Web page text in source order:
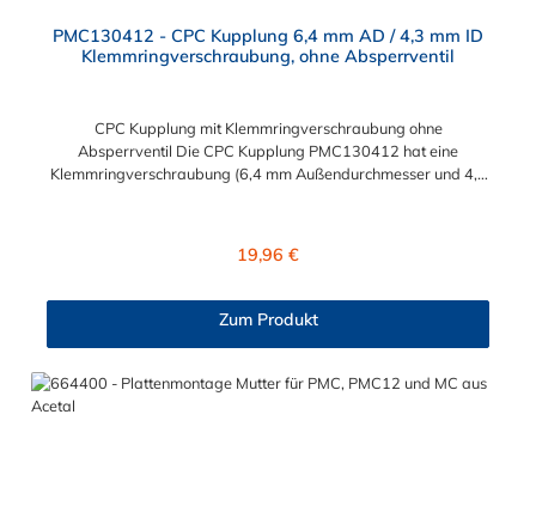
PMC130412 - CPC Kupplung 6,4 mm AD / 4,3 mm ID
Klemmringverschraubung, ohne Absperrventil
CPC Kupplung mit Klemmringverschraubung ohne
Absperrventil Die CPC Kupplung PMC130412 hat eine
Klemmringverschraubung (6,4 mm Außendurchmesser und 4,3
Innenmaß von ≈ 7,9 mm. Sie können diese CPC Kupplung mit
kombinieren.
Regulärer Preis:
19,96 €
Zum Produkt